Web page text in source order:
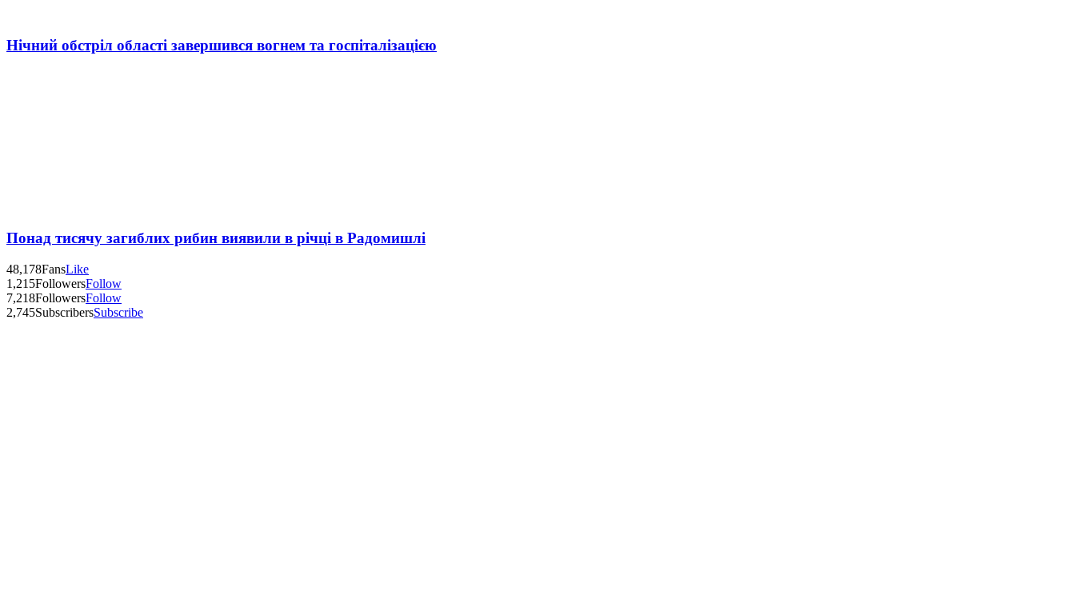
Нічний обстріл області завершився вогнем та госпіталізацією
Понад тисячу загиблих рибин виявили в річці в Радомишлі
48,178FansLike
1,215FollowersFollow
7,218FollowersFollow
2,745SubscribersSubscribe